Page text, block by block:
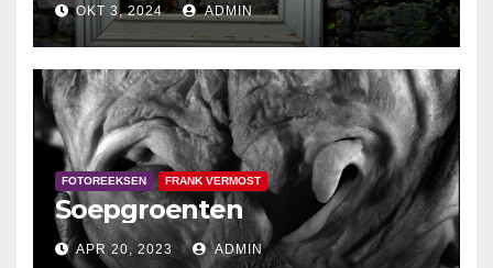
OKT 3, 2024 ADMIN
FOTOREEKSEN FRANK VERMOST
Soepgroenten
APR 20, 2023 ADMIN